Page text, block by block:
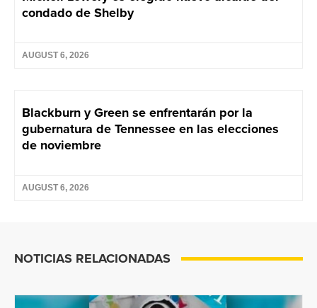
condado de Shelby
AUGUST 6, 2026
Blackburn y Green se enfrentarán por la
gubernatura de Tennessee en las elecciones
de noviembre
AUGUST 6, 2026
NOTICIAS RELACIONADAS